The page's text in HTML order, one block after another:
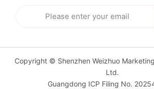
Copyright © Shenzhen Weizhuo
Ltd.
Guangdong ICP Filing No.